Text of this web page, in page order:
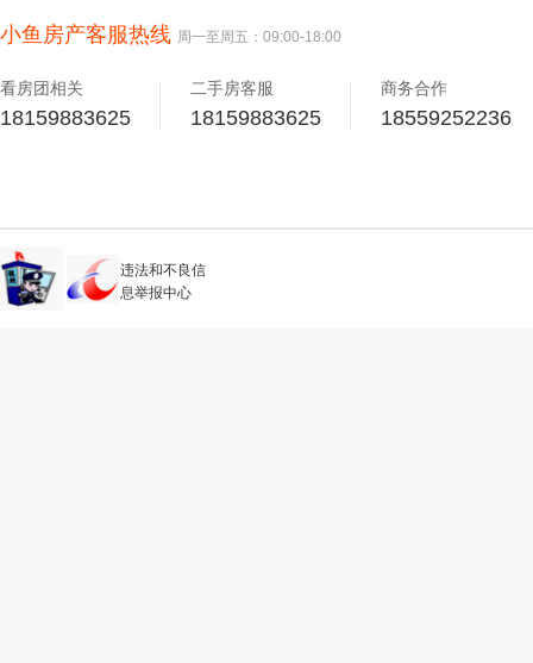
小鱼房产客服热线 周一至周五：09:00-18:00
看房团相关
18159883625
二手房客服
18159883625
商务合作
18559252236
违法和不良信
息举报中心